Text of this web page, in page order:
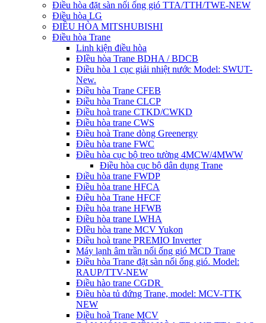
Điều hòa đặt sàn nối ống gió TTA/TTH/TWE-NEW
Điều hòa LG
ĐIỀU HÒA MITSHUBISHI
Điều hòa Trane
Linh kiện điều hòa
ĐIều hòa Trane BDHA / BDCB
Điều hòa 1 cục giải nhiệt nước Model: SWUT-
New.
Điều hòa Trane CFEB
Điều hòa Trane CLCP
Điều hoà trane CTKD/CWKD
Điều hòa trane CWS
Điều hoà Trane dòng Greenergy
Điều hòa trane FWC
Điều hòa cục bộ treo tường 4MCW/4MWW
Điều hòa cục bộ dân dụng Trane
Điều hòa trane FWDP
Điều hòa trane HFCA
Điều hòa Trane HFCF
Điều hòa trane HFWB
Điều hòa trane LWHA
ĐIều hòa trane MCV Yukon
Điều hoà trane PREMIO Inverter
Máy lạnh âm trần nối ống gió MCD Trane
Điều hòa Trane đặt sàn nối ống gió. Model:
RAUP/TTV-NEW
Điều hào trane CGDR
Điều hòa tủ đứng Trane, model: MCV-TTK
NEW
Điều hoà Trane MCV